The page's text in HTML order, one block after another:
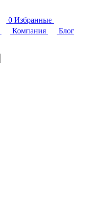
0 Избранные
Компания
Блог